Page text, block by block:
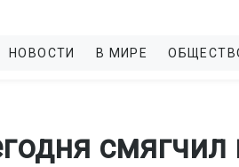
НОВОСТИ В МИРЕ